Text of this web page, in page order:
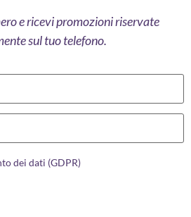
e ricevi promozioni riservate
sul tuo telefono.
dei dati (GDPR)